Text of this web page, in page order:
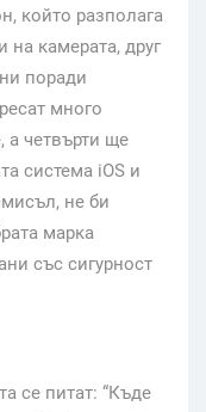
който разполага
на камерата, друг
поради
много
а четвърти ще
система iOS и
не би
марка
със сигурност
се питат: “Къде